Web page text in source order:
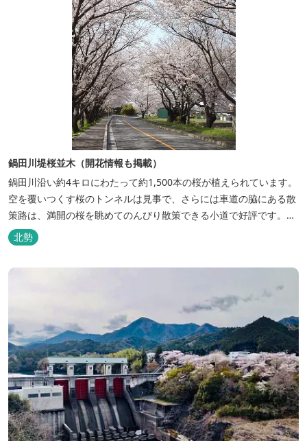
鍋田川堤桜並木（開花情報も掲載）
鍋田川沿い約4キロにわたって約1,500本の桜が植えられています。
空を覆いつくす桜のトンネルは見事で、さらには車道の脇にある散
策路は、満開の桜を眺めてのんびり散策できる小道で好評です。
2026年の桜の開花状況はこちら
北勢